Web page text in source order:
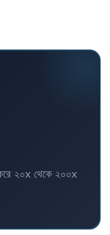
করে ২০x থেকে ২০০x